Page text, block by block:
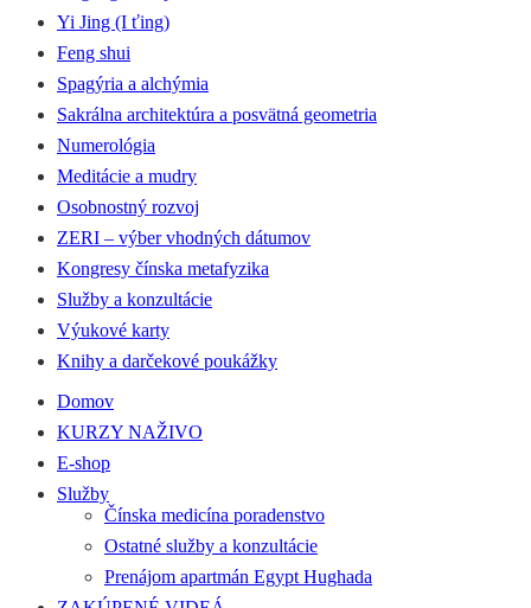
Yi Jing (I ťing)
Feng shui
Spagýria a alchýmia
Sakrálna architektúra a posvätná geometria
Numerológia
Meditácie a mudry
Osobnostný rozvoj
ZERI – výber vhodných dátumov
Kongresy čínska metafyzika
Služby a konzultácie
Výukové karty
Knihy a darčekové poukážky
Domov
KURZY NAŽIVO
E-shop
Služby
Čínska medicína poradenstvo
Ostatné služby a konzultácie
Prenájom apartmán Egypt Hughada